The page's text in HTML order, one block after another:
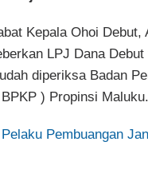
Kepala Ohoi Debut,
LPJ Dana Debut
diperiksa Badan
) Propinsi Maluku.
Pembuangan